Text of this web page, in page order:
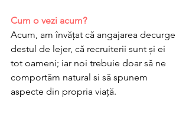
Cum o vezi acum?
Acum, am învățat că angajarea decurge
destul de lejer, că recruiterii sunt și ei
tot oameni; iar noi trebuie doar să ne
comportăm natural si să spunem
aspecte din propria viață.